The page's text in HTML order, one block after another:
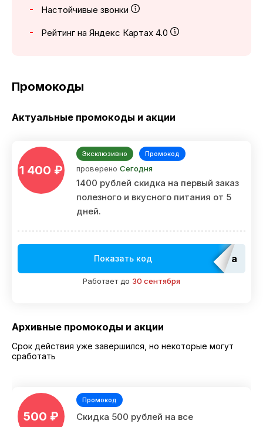
Настойчивые звонки
Рейтинг на Яндекс Картах 4.0
Промокоды
Актуальные промокоды и акции
1 400 ₽
Эксклюзивно Промокод
проверено Сегодня
1400 рублей скидка на первый заказ
полезного и вкусного питания от 5
дней.
Показать код
Работает до 30 сентября
Архивные промокоды и акции
Срок действия уже завершился, но некоторые могут
сработать
500 ₽
Промокод
Скидка 500 рублей на все